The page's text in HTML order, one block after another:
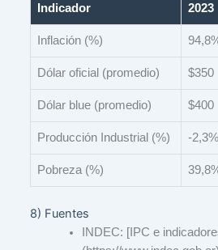
Indicador 2023
Inflación (%)
Dólar oficial (promedio) $350
Dólar blue (promedio) $400
Producción Industrial (%) -2,3%
Pobreza (%)
8) Fuentes
INDEC: [IPC e